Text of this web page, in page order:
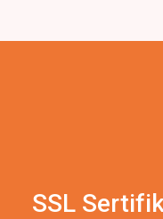
SSL